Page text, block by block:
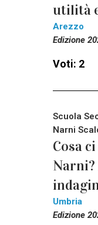
utilità
Arezzo
Edizione
Voti: 2
Scuola
Narni
Cosa
Umbria
Edizione